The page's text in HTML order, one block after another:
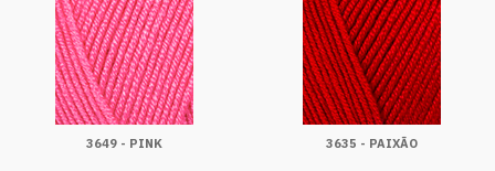
3649 - PINK 3635 - PAIXÃO